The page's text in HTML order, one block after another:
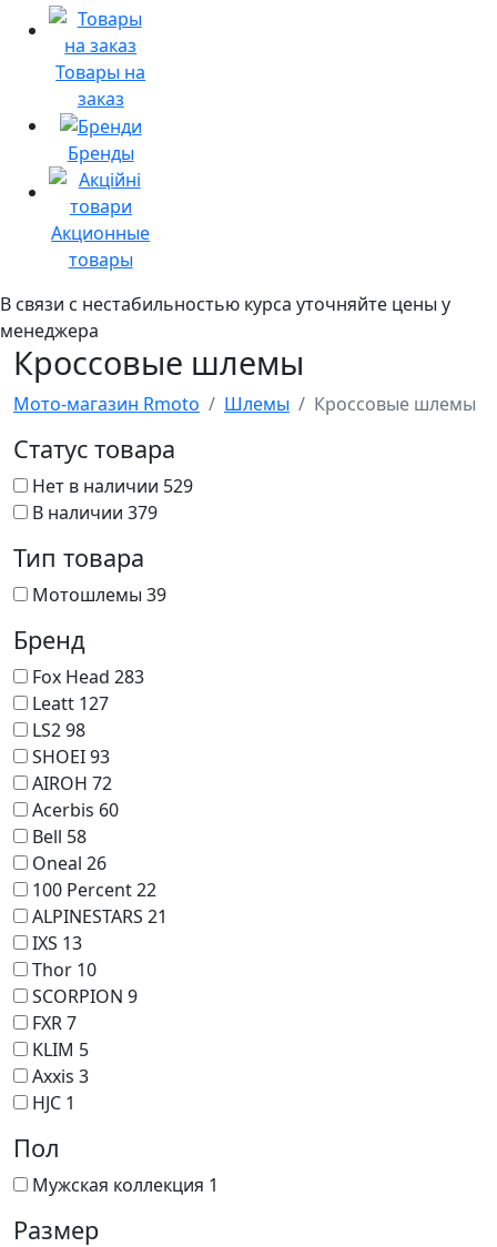
Товары на
заказ
Бренды
Акционные
товары
В связи с нестабильностью курса уточняйте цены у
менеджера
Кроссовые шлемы
Мото-магазин Rmoto Шлемы Кроссовые шлемы
Статус товара
Нет в наличии 529
В наличии 379
Тип товара
Мотошлемы 39
Бренд
Fox Head 283
Leatt 127
LS298
SHOEI93
AIROH 72
Acerbis 60
Bell 58
Oneal 26
100 Percent22
ALPINESTARS 21
IXS 13
Thor 10
SCORPION 9
FXR7
KLIM 5
Axxis 3
HJC 1
Пол
Мужская коллекция 1
Размер